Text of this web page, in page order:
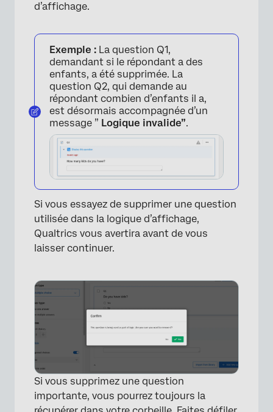
×
d’affichage.
Exemple : La question Q1,
demandant si le répondant a des
enfants, a été supprimée. La
question Q2, qui demande au
répondant combien d’enfants il a,
est désormais accompagnée d’un
message ” Logique invalide”.
Si vous essayez de supprimer une question
utilisée dans la logique d’affichage,
Qualtrics vous avertira avant de vous
laisser continuer.
Si vous supprimez une question
importante, vous pourrez toujours la